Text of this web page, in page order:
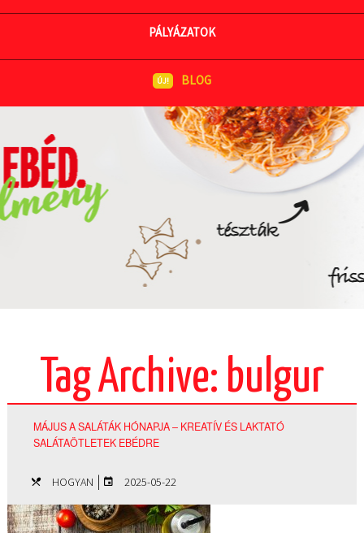
PÁLYÁZATOK
BLOG
Tag Archive: bulgur
MÁJUS A SALÁTÁK HÓNAPJA – KREATÍV ÉS LAKTATÓ
SALÁTAÖTLETEK EBÉDRE
HOGYAN | 2025-05-22